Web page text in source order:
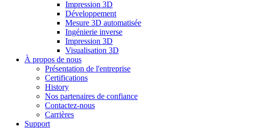
Impression 3D
Développement
Mesure 3D automatisée
Ingénierie inverse
Impression 3D
Visualisation 3D
À propos de nous
Présentation de l'entreprise
Certifications
History
Nos partenaires de confiance
Contactez-nous
Carrières
Support